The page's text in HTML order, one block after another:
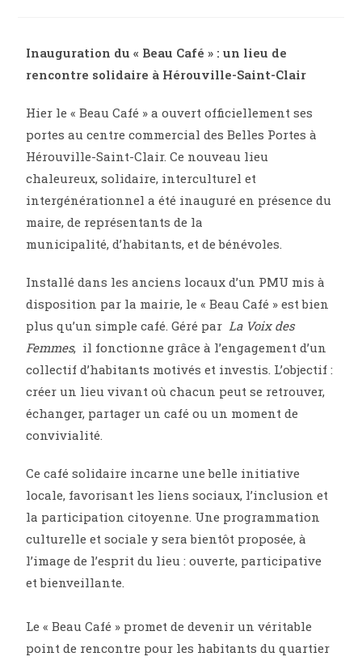
Inauguration du « Beau Café » : un lieu de
rencontre solidaire à Hérouville-Saint-Clair
Hier le « Beau Café » a ouvert officiellement ses
portes au centre commercial des Belles Portes à
Hérouville-Saint-Clair. Ce nouveau lieu
chaleureux, solidaire, interculturel et
intergénérationnel a été inauguré en présencedu
maire, de représentants de la
municipalité, d’habitants, et de bénévoles.
Installé dans les anciens locaux d’un PMU mis à
disposition par la mairie, le « Beau Café » est bien
plus qu’un simple café. Géré parLa Voix des
Femmes, il fonctionne grâce à l’engagement d’un
collectif d’habitants motivés et investis. L’objectif :
créer un lieu vivant où chacun peut se retrouver,
échanger, partager un café ou un moment de
convivialité.
Ce café solidaire incarne une belle initiative
locale, favorisant les liens sociaux, l’inclusion et
la participation citoyenne. Une programmation
culturelle et sociale y sera bientôt proposée, à
l’image de l’esprit du lieu : ouverte, participative
et bienveillante.
Le « Beau Café » promet de devenir un véritable
point de rencontre pour les habitants du quartier